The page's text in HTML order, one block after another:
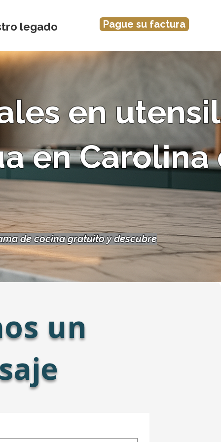
legado Pague su factura
en
en Carolina
de cocina gratuito y descubre
un